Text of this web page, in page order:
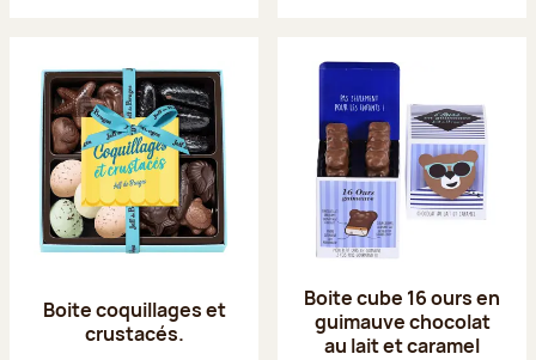
Boite coquillages et
crustacés.
Boite cube 16 ours en
guimauve chocolat
au lait et caramel